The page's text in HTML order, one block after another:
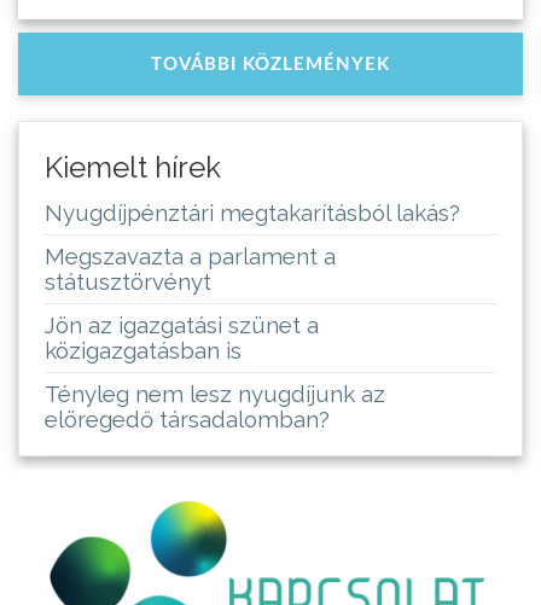
TOVÁBBI KÖZLEMÉNYEK
Kiemelt hírek
Nyugdíjpénztári megtakarításból lakás?
Megszavazta a parlament a
státusztörvényt
Jön az igazgatási szünet a
közigazgatásban is
Tényleg nem lesz nyugdíjunk az
elöregedő társadalomban?